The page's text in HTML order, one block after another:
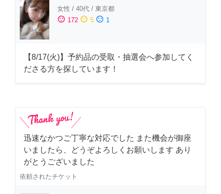
女性 / 40代 / 東京都
sentiment_satisfied 172 sentiment_neutral 5 sentiment_dissatisfied 1
【8/17(火)】予約品の受取・抽選会へ参加してく
ださる方を探しています！
迅速なかつご丁寧な対応でした また機会が御座
いましたら、どうぞよろしくお願いします あり
がとうございました
依頼されたチケット